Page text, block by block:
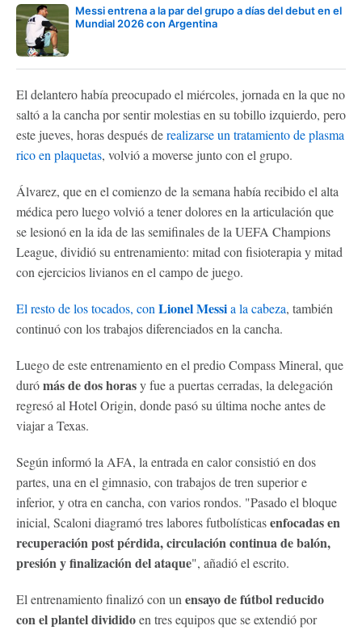
Messi entrena a la par del grupo a días del debut en el
Mundial 2026 con Argentina
El delantero había preocupado el miércoles, jornada en la que no
saltó a la cancha por sentir molestias en su tobillo izquierdo, pero
este jueves, horas después derealizarse un tratamiento de plasma
rico en plaquetas, volvió a moverse junto con el grupo.
Álvarez, que en el comienzo de la semana había recibido el alta
médica pero luego volvió a tener dolores en la articulación que
se lesionó en la ida de las semifinales de la UEFA Champions
League, dividió su entrenamiento: mitad con fisioterapia y mitad
con ejercicios livianos en el campo de juego.
El resto de los tocados, conLionel Messia la cabeza, también
continuó con los trabajos diferenciados en la cancha.
Luego de este entrenamiento en el predio Compass Mineral, que
durómás de dos horasy fue a puertas cerradas, la delegación
regresó al Hotel Origin, donde pasó su última noche antes de
viajar a Texas.
Según informó la AFA, la entrada en calor consistió en dos
partes, una en el gimnasio, con trabajos de tren superior e
inferior, y otra en cancha, con varios rondos. "Pasado el bloque
inicial, Scaloni diagramó tres labores futbolísticasenfocadas en
recuperación post pérdida, circulación continua de balón,
presión y finalización del ataque", añadió el escrito.
El entrenamiento finalizó con unensayo de fútbol reducido
con el plantel divididoen tres equipos que se extendió por